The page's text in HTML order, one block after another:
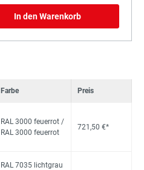
In den Warenkorb
Farbe Preis
RAL 3000 feuerrot /
RAL 3000 feuerrot
721,50 €*
RAL 7035 lichtgrau